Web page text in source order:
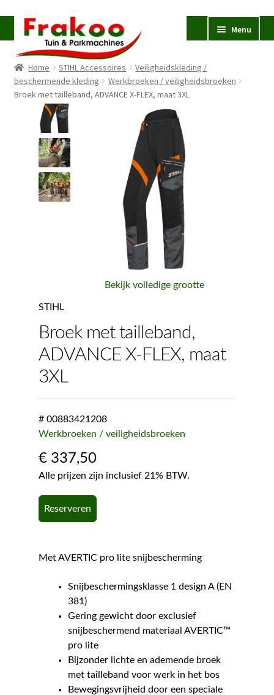
Ga
door
naar
navigatie
Ga
naar
de
inhoud
Menu
Homepage
Verkoop en Reparatie
Occasions
STIHL
Accessoires
Contact
Home STIHL Accessoires
Veiligheidskleding /
beschermende kleding
Werkbroeken / veiligheidsbroeken
Broek met tailleband, ADVANCE X-FLEX, maat 3XL
Bekijk volledige grootte
STIHL
Broek met tailleband,
ADVANCE X-FLEX, maat
3XL
# 00883421208
Werkbroeken / veiligheidsbroeken
€337,50
Alle prijzen zijn inclusief 21% BTW.
Reserveren
Met AVERTIC pro lite snijbescherming
Snijbeschermingsklasse 1 design A (EN
381)
Gering gewicht door exclusief
snijbeschermend materiaal AVERTIC™
pro lite
Bijzonder lichte en ademende broek
met tailleband voor werk in het bos
Bewegingsvrijheid door een speciale